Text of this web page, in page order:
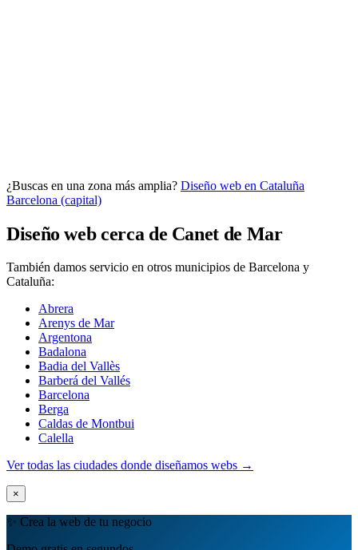
Quiero mi panel
¿Buscas en una zona más amplia? Diseño web en Cataluña
Barcelona (capital)
Diseño web cerca de Canet de Mar
También damos servicio en otros municipios de Barcelona y
Cataluña:
Abrera
Arenys de Mar
Argentona
Badalona
Badia del Vallès
Barberá del Vallés
Barcelona
Berga
Caldas de Montbui
Calella
Ver todas las ciudades donde diseñamos webs →
×
✨ Crea la web de tu negocio